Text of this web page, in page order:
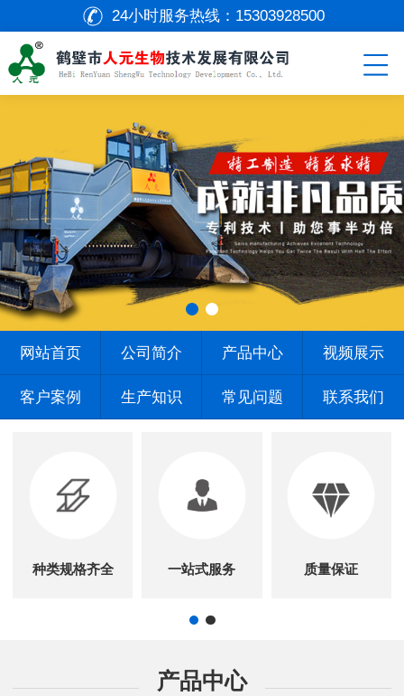
24小时服务热线： 15303928500
网站首页 公司简介 产品中心 视频展示
客户案例 生产知识 常见问题 联系我们
种类规格齐全 一站式服务 质量保证
产品中心